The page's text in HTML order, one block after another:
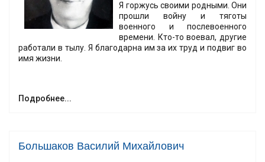
Я горжусь своими родными. Они
прошли войну и тяготы
военного и послевоенного
времени. Кто-то воевал, другие
работали в тылу. Я благодарна им за их труд и подвиг во
имя жизни.
Подробнее...
Большаков Василий Михайлович